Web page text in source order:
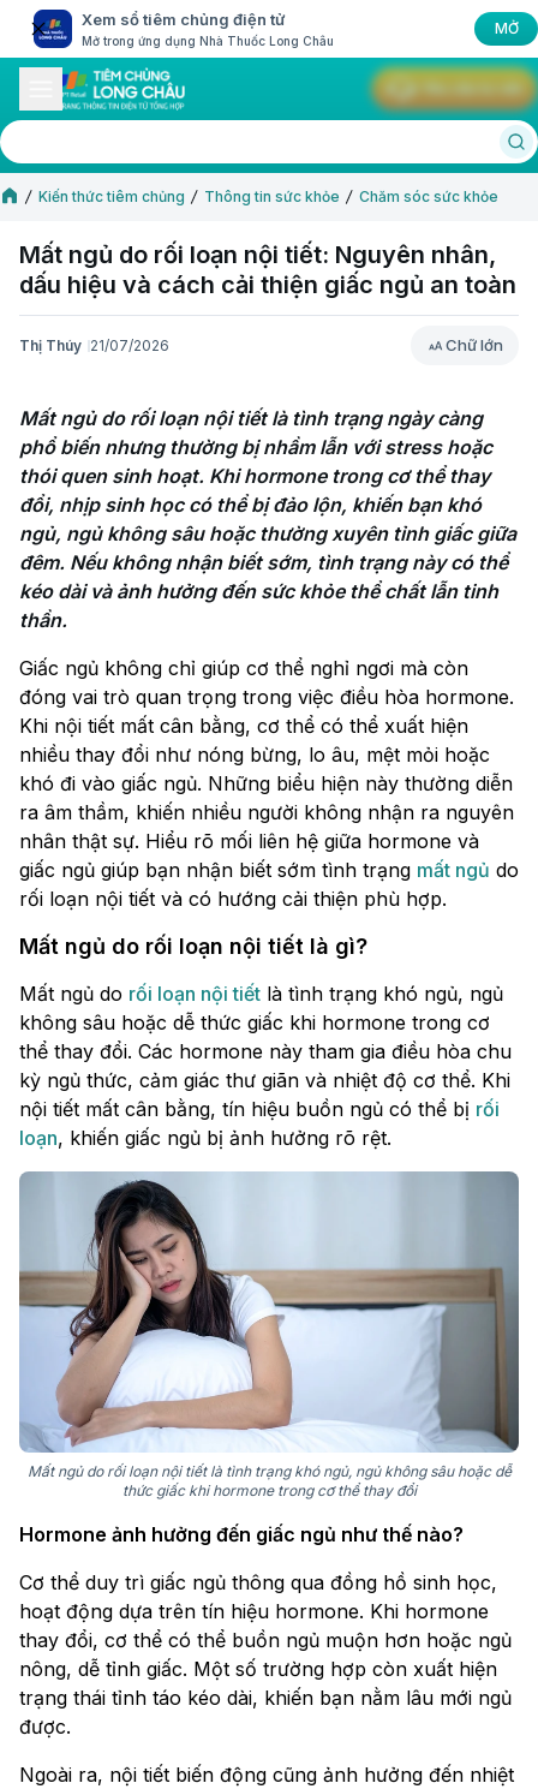
Xem sổ tiêm chủng điện tử
Mở trong ứng dụng Nhà Thuốc Long Châu
MỞ
Kiến thức tiêm chủng Thông tin sức khỏe Chăm sóc sức khỏe
Mất ngủ do rối loạn nội tiết: Nguyên nhân,
dấu hiệu và cách cải thiện giấc ngủ an toàn
Thị Thúy 21/07/2026 Chữ lớn
Chữ lớn
Mất ngủ do rối loạn nội tiết là tình trạng ngày càng
phổ biến nhưng thường bị nhầm lẫn với stress hoặc
thói quen sinh hoạt. Khi hormone trong cơ thể thay
đổi, nhịp sinh học có thể bị đảo lộn, khiến bạn khó
ngủ, ngủ không sâu hoặc thường xuyên tỉnh giấc giữa
đêm. Nếu không nhận biết sớm, tình trạng này có thể
kéo dài và ảnh hưởng đến sức khỏe thể chất lẫn tinh
thần.
Giấc ngủ không chỉ giúp cơ thể nghỉ ngơi mà còn
đóng vai trò quan trọng trong việc điều hòa hormone.
Khi nội tiết mất cân bằng, cơ thể có thể xuất hiện
nhiều thay đổi như nóng bừng, lo âu, mệt mỏi hoặc
khó đi vào giấc ngủ. Những biểu hiện này thường diễn
ra âm thầm, khiến nhiều người không nhận ra nguyên
nhân thật sự. Hiểu rõ mối liên hệ giữa hormone và
giấc ngủ giúp bạn nhận biết sớm tình trạng mất ngủ do
rối loạn nội tiết và có hướng cải thiện phù hợp.
Mất ngủ do rối loạn nội tiết là gì?
Mất ngủ do rối loạn nội tiết là tình trạng khó ngủ, ngủ
không sâu hoặc dễ thức giấc khi hormone trong cơ
thể thay đổi. Các hormone này tham gia điều hòa chu
kỳ ngủ thức, cảm giác thư giãn và nhiệt độ cơ thể. Khi
nội tiết mất cân bằng, tín hiệu buồn ngủ có thể bị rối
loạn, khiến giấc ngủ bị ảnh hưởng rõ rệt.
Mất ngủ do rối loạn nội tiết là tình trạng khó ngủ, ngủ không sâu hoặc dễ
thức giấc khi hormone trong cơ thể thay đổi
Hormone ảnh hưởng đến giấc ngủ như thế nào?
Cơ thể duy trì giấc ngủ thông qua đồng hồ sinh học,
hoạt động dựa trên tín hiệu hormone. Khi hormone
thay đổi, cơ thể có thể buồn ngủ muộn hơn hoặc ngủ
nông, dễ tỉnh giấc. Một số trường hợp còn xuất hiện
trạng thái tỉnh táo kéo dài, khiến bạn nằm lâu mới ngủ
được.
Ngoài ra, nội tiết biến động cũng ảnh hưởng đến nhiệt